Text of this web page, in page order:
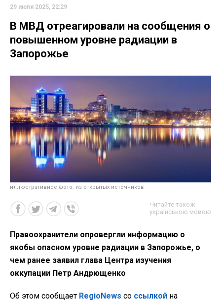
29 июля 2025, 22:29
В МВД отреагировали на сообщения о
повышенном уровне радиации в
Запорожье
иллюстративное фото: из открытых источников
Читайте також
українською мовою
Правоохранители опровергли информацию о
якобы опасном уровне радиации в Запорожье, о
чем ранее заявил глава Центра изучения
оккупации Петр Андрющенко
Об этом сообщает RegioNews со ссылкой на